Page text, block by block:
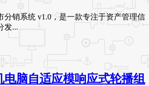
分销系统 v1.0，是一款专注于资产管理信
发...
电脑自适应模响应式轮播组